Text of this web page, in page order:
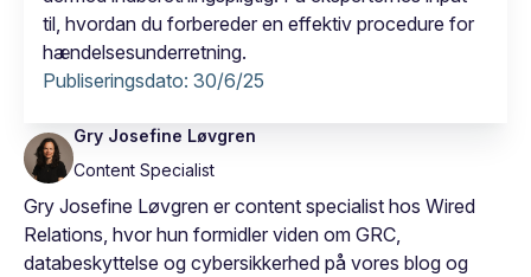
til, hvordan du forbereder en effektiv procedure for
hændelsesunderretning.
Publiseringsdato: 30/6/25
Gry Josefine Løvgren
Content Specialist
Gry Josefine Løvgren er content specialist hos Wired
Relations, hvor hun formidler viden om GRC,
databeskyttelse og cybersikkerhed på vores blog og